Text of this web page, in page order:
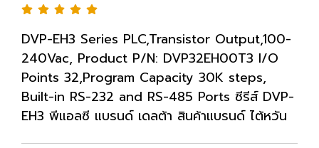
DVP-EH3 Series PLC,Transistor Output,100-
240Vac, Product P/N: DVP32EH00T3 I/O
Points 32,Program Capacity 30K steps,
Built-in RS-232 and RS-485 Ports ซีรีส์ DVP-
EH3 พีแอลซี แบรนด์ เดลต้า สินค้าแบรนด์ ไต้หวัน